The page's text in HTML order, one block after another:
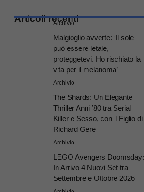
Articoli recenti
Archivio
Malgioglio avverte: ‘Il sole
può essere letale,
proteggetevi. Ho rischiato la
vita per il melanoma’
Archivio
The Shards: Un Elegante
Thriller Anni ’80 tra Serial
Killer e Sesso, con il Figlio di
Richard Gere
Archivio
LEGO Avengers Doomsday:
In Arrivo 4 Nuovi Set tra
Settembre e Ottobre 2026